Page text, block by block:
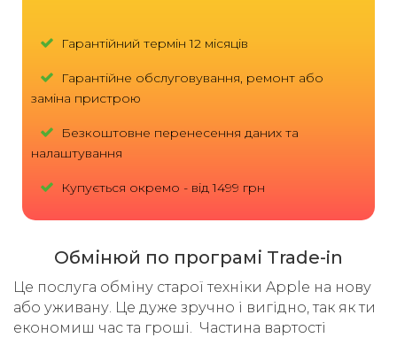
Гарантійний термін 12 місяців
Гарантійне обслуговування, ремонт або
заміна пристрою
Безкоштовне перенесення даних та
налаштування
Купується окремо - від 1499 грн
Обмінюй по програмі Trade-in
Це послуга обміну старої техніки Apple на нову
або уживану. Це дуже зручно і вигідно, так як ти
економиш час та гроші. Частина вартості